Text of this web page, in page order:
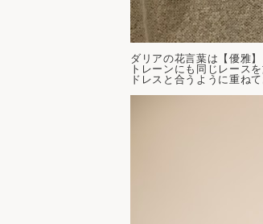
ダリアの花言葉は【優雅】
トレーンにも同じレース
ドレスと合うように重ね